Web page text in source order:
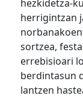
hezkidetza-
herrigintzan
sortzea,
errebisioari
berdintasun
lantzen